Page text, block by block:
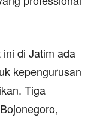
di Jatim ada
kepengurusan
Tiga